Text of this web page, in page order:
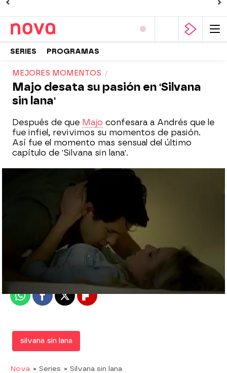
SERIES PROGRAMAS
MEJORES MOMENTOS
Majo desata su pasión en 'Silvana
sin lana'
Después de que Majo confesara a Andrés que le
fue infiel, revivimos su momentos de pasión.
Así fue el momento mas sensual del último
capítulo de 'Silvana sin lana'.
Madrid
16 de febrero de 2018, 16:48
WhatsappFacebook
X Flipboard
silvana sin lana
Nova » Series » Silvana sin lana